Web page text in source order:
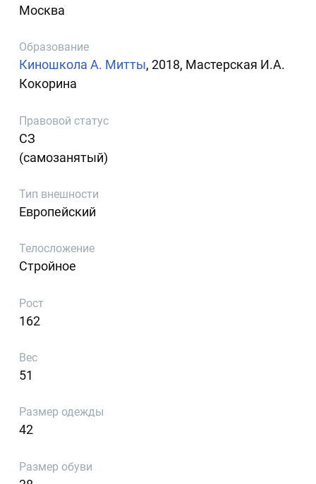
Москва
Образование
Киношкола А. Митты, 2018, Мастерская И.А.
Кокорина
Правовой статус
СЗ
(самозанятый)
Тип внешности
Европейский
Телосложение
Стройное
Рост
162
Вес
51
Размер одежды
42
Размер обуви